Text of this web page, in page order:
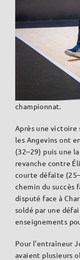
championnat.
Après une victoire
les Angevins ont
(32–29) puis une
revanche contre
courte défaite
chemin du succès
disputé face à
soldé par une
enseignements
Pour l’entraîneur
avaient plusieurs